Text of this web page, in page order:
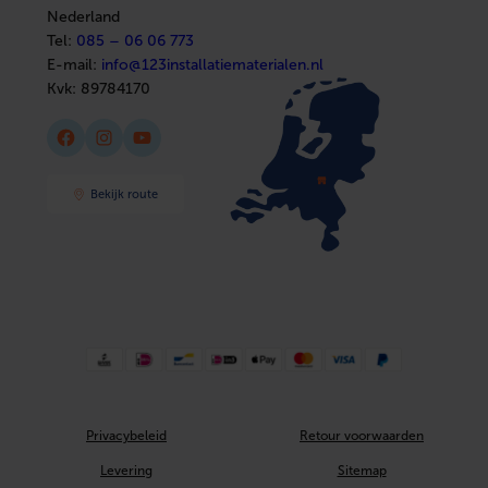
Nederland
Tel: 085 – 06 06 773
E-mail: info@123installatiematerialen.nl
Kvk: 89784170
Facebook Instagram YouTube
Bekijk route
Privacybeleid Retour voorwaarden
Levering Sitemap